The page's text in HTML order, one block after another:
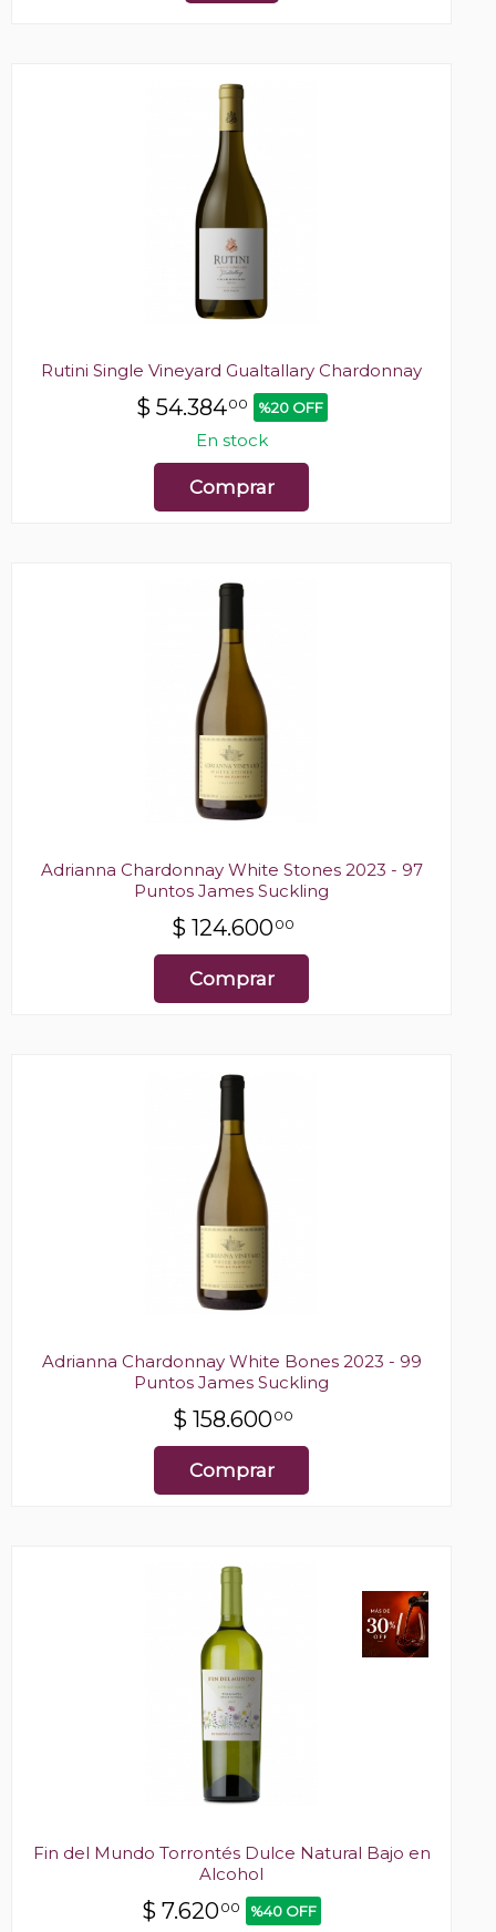
Rutini Single Vineyard Gualtallary Chardonnay
$ 54.38400 %20 OFF
En stock
Comprar
Adrianna Chardonnay White Stones 2023 - 97
Puntos James Suckling
$ 124.60000
Comprar
Adrianna Chardonnay White Bones 2023 - 99
Puntos James Suckling
$ 158.60000
Comprar
Fin del Mundo Torrontés Dulce Natural Bajo en
Alcohol
$ 7.62000 %40 OFF